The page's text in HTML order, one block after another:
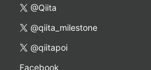
@Qiita
@qiita_milestone
@qiitapoi
Facebook